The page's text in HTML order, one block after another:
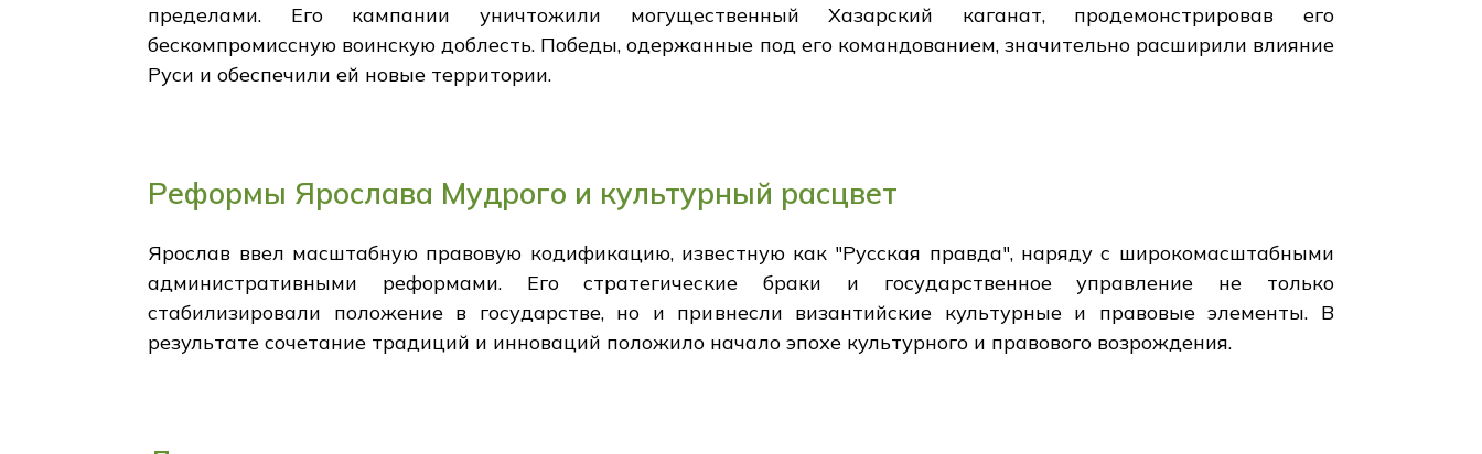
пределами. Его кампании уничтожили могущественный Хазарский каганат, продемонстрировав его
бескомпромиссную воинскую доблесть. Победы, одержанные под его командованием, значительно расширили влияние
Руси и обеспечили ей новые территории.
Реформы Ярослава Мудрого и культурный расцвет
Ярослав ввел масштабную правовую кодификацию, известную как "Русская правда", наряду с широкомасштабными
административными реформами. Его стратегические браки и государственное управление не только
стабилизировали положение в государстве, но и привнесли византийские культурные и правовые элементы. В
результате сочетание традиций и инноваций положило начало эпохе культурного и правового возрождения.